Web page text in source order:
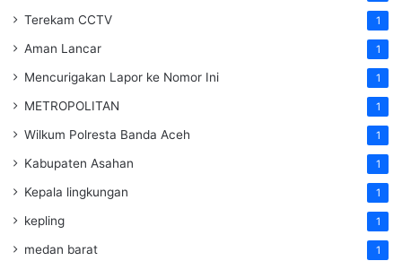
Terekam CCTV 1
Aman Lancar 1
Mencurigakan Lapor ke Nomor Ini 1
METROPOLITAN 1
Wilkum Polresta Banda Aceh 1
Kabupaten Asahan 1
Kepala lingkungan 1
kepling 1
medan barat 1